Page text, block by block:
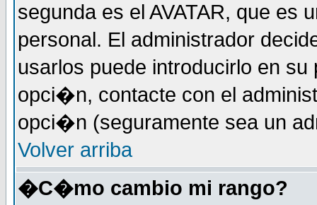
segunda es el AVATAR, que
personal. El administrador
usarlos puede introducirlo en
opci�n, contacte con el
opci�n (seguramente sea un
Volver arriba
�C�mo cambio mi rango?